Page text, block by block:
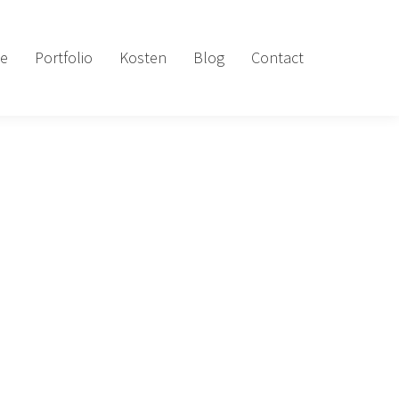
Portfolio Kosten Blog Contact